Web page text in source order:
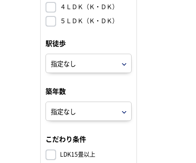
４ＬＤＫ（Ｋ・ＤＫ）
５ＬＤＫ（Ｋ・ＤＫ）
駅徒歩
築年数
こだわり条件
LDK15畳以上